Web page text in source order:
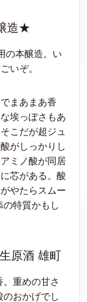
造★
の本醸造。い
いぞ。
まあまあ香
埃っぽさもあ
こだが超ジュ
がしっかりし
ミノ酸が同居
芯がある。酸
やたらスムー
の特質かもし
原酒 雄町
重めの甘さ
のおかげでし